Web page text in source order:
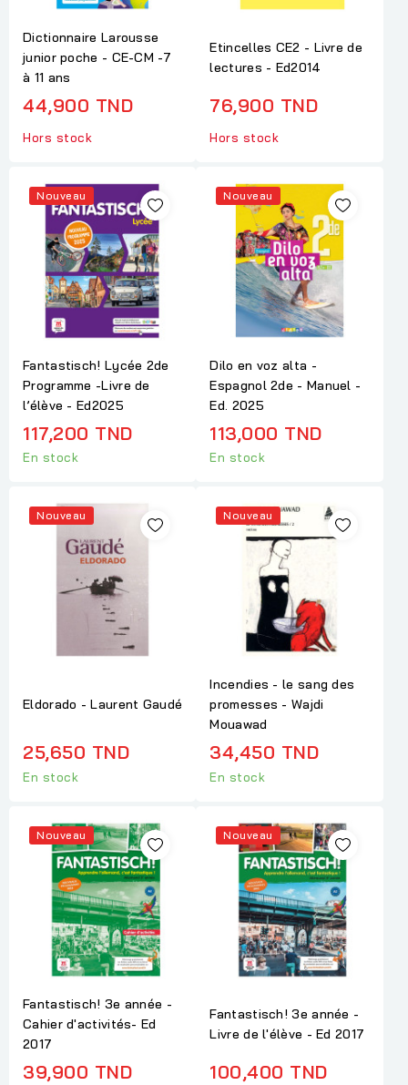
Dictionnaire Larousse
junior poche - CE-CM -7
à 11 ans
44,900 TND
Hors stock
Etincelles CE2 - Livre de
lectures - Ed2014
76,900 TND
Hors stock
Nouveau
Fantastisch! Lycée 2de
Programme -Livre de
l’élève - Ed2025
117,200 TND
En stock
Nouveau
Dilo en voz alta -
Espagnol 2de - Manuel -
Ed. 2025
113,000 TND
En stock
Nouveau
Eldorado - Laurent Gaudé
25,650 TND
En stock
Nouveau
Incendies - le sang des
promesses - Wajdi
Mouawad
34,450 TND
En stock
Nouveau
Fantastisch! 3e année -
Cahier d'activités- Ed
2017
39,900 TND
Nouveau
Fantastisch! 3e année -
Livre de l'élève - Ed 2017
100,400 TND